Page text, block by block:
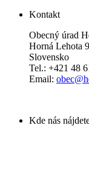
Kontakt
Obecný úrad
Horná Lehota
Slovensko
Tel.: +421 48
Email:
Kde nás